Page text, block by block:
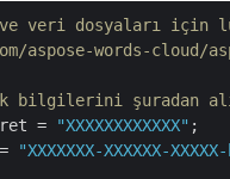
ve veri dosyaları için
aspose-words-cloud/
bilgilerini şuradan
= "XXXXXXXXXXXX"
"XXXXXXX-XXXXXX-